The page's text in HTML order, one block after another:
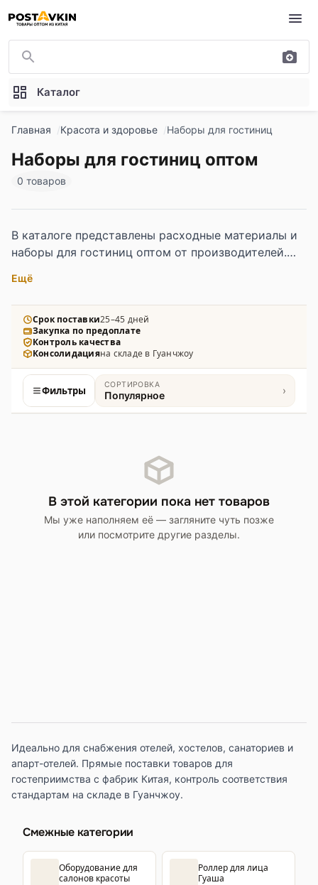
Перейти к основному содержимому
Каталог
Главная Красота и здоровье Наборы для гостиниц
Наборы для гостиниц оптом
0 товаров
В каталоге представлены расходные материалы и
наборы для гостиниц оптом от производителей.
зубные наборы, полотенца и чайные сервизы
высокого качества.
Ещё
Срок поставки25–45 дней
Закупка по предоплате
Контроль качества
Консолидацияна складе в Гуанчжоу
Фильтры СОРТИРОВКА
Популярное ›
В этой категории пока нет товаров
Мы уже наполняем её — загляните чуть позже
или посмотрите другие разделы.
Идеально для снабжения отелей, хостелов, санаториев и
апарт-отелей. Прямые поставки товаров для
гостеприимства с фабрик Китая, контроль соответствия
стандартам на складе в Гуанчжоу.
Смежные категории
Оборудование для
салонов красоты
Роллер для лица
Гуаша